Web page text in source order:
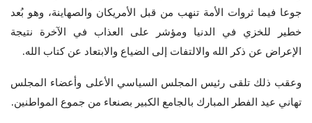
جوعا فيما ثروات الأمة تنهب من قبل الأمريكان والصهاينة، وهو بُعد
خطير للخزي في الدنيا ومؤشر على العذاب في الآخرة نتيجة
الإعراض عن ذكر الله والالتفات إلى الضياع والابتعاد عن كتاب الله.
وعقب ذلك تلقى رئيس المجلس السياسي الأعلى وأعضاء المجلس
تهاني عيد الفطر المبارك بالجامع الكبير بصنعاء من جموع المواطنين.